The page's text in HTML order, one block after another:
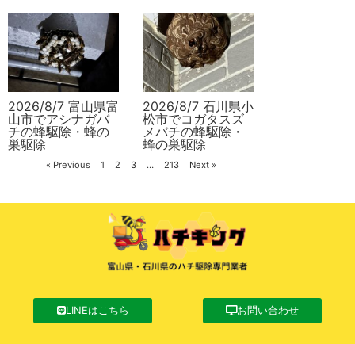
2026/8/7 富山県富
山市でアシナガバ
チの蜂駆除・蜂の
巣駆除
2026/8/7 石川県小
松市でコガタスズ
メバチの蜂駆除・
蜂の巣駆除
« Previous 1 2 3 … 213 Next »
LINEはこちら お問い合わせ